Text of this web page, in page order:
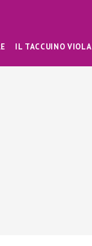
IL TACCUINO VIOLA